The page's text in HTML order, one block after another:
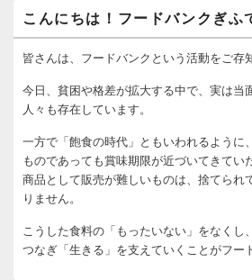
ン
サ
ド
ー
ェ
エ
リ
こんにちは！フードバンクぎふ
皆さんは、フードバンクという活動をご存
今日、貧困や格差が拡大する中で、実は当
人々も存在しています。
一方で「飽食の時代」ともいわれるように
ものであっても賞味期限が近づいてきてい
商品として販売が難しいものは、捨てられ
りません。
こうした食料の「もったいない」をなくし
つなぎ「生きる」を支えていくことがフー